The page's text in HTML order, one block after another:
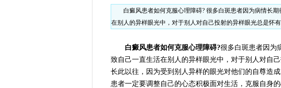
白癜风患者如何克服心理障碍? 很多白斑患者因为病情长
在别人的异样眼光中，对于别人对自己投射的异样眼光总是怀
白癜风患者如何克服心理障碍?很多白斑患者因为
致自己一直生活在别人的异样眼光中，对于别人对自
长此以往，因为受到别人异样的眼光对他们的自尊造
患者一定要调整自己的心态积极面对生活，克服自身